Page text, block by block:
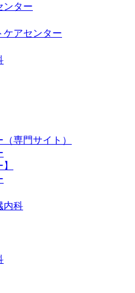
ンター
ケアセンター
専門サイト）
内科